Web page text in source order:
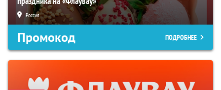
Россия
Промокод ПОДРОБНЕЕ